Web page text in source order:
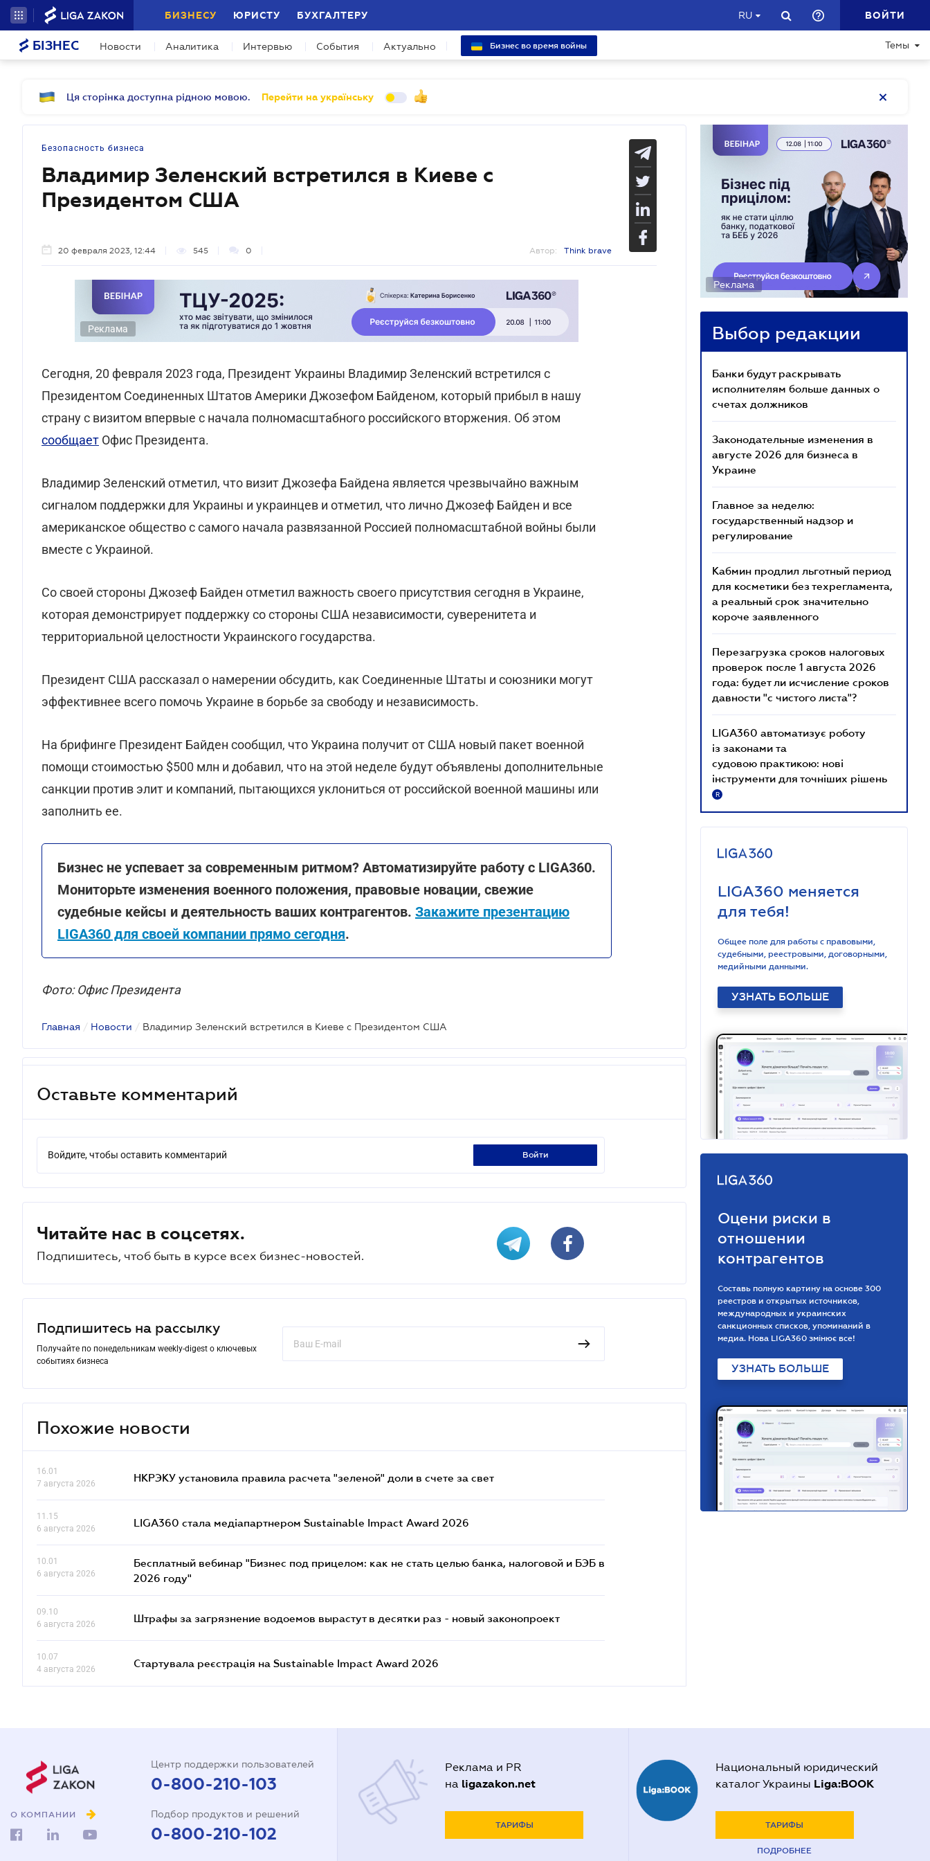
БИЗНЕСУ ЮРИСТУ БУХГАЛТЕРУ RU ВОЙТИ
БІЗНЕС Новости Аналитика Интервью События Актуально Бизнес во время войны Темы
Ця сторінка доступна рідною мовою. Перейти на українську
Безопасность бизнеса
Владимир Зеленский встретился в Киеве с
Президентом США
20 февраля 2023, 12:44 545 0 Автор: Think brave
Реклама
Сегодня, 20 февраля 2023 года, Президент Украины Владимир Зеленский встретился с
Президентом Соединенных Штатов Америки Джозефом Байденом, который прибыл в нашу
страну с визитом впервые с начала полномасштабного российского вторжения. Об этом
сообщает Офис Президента.
Владимир Зеленский отметил, что визит Джозефа Байдена является чрезвычайно важным
сигналом поддержки для Украины и украинцев и отметил, что лично Джозеф Байден и все
американское общество с самого начала развязанной Россией полномасштабной войны были
вместе с Украиной.
Со своей стороны Джозеф Байден отметил важность своего присутствия сегодня в Украине,
которая демонстрирует поддержку со стороны США независимости, суверенитета и
территориальной целостности Украинского государства.
Президент США рассказал о намерении обсудить, как Соединенные Штаты и союзники могут
эффективнее всего помочь Украине в борьбе за свободу и независимость.
На брифинге Президент Байден сообщил, что Украина получит от США новый пакет военной
помощи стоимостью $500 млн и добавил, что на этой неделе будут объявлены дополнительные
санкции против элит и компаний, пытающихся уклониться от российской военной машины или
заполнить ее.
Бизнес не успевает за современным ритмом? Автоматизируйте работу с LIGA360.
Мониторьте изменения военного положения, правовые новации, свежие
судебные кейсы и деятельность ваших контрагентов. Закажите презентацию
LIGA360 для своей компании прямо сегодня.
Фото: Офис Президента
Главная / Новости / Владимир Зеленский встретился в Киеве с Президентом США
Оставьте комментарий
Войдите, чтобы оставить комментарий войти
Читайте нас в соцсетях.
Подпишитесь, чтоб быть в курсе всех бизнес-новостей.
Подпишитесь на рассылку
Получайте по понедельникам weekly-digest о ключевых
событиях бизнеса
Похожие новости
16.01
7 августа 2026
НКРЭКУ установила правила расчета "зеленой" доли в счете за свет
11.15
6 августа 2026
LIGA360 стала медіапартнером Sustainable Impact Award 2026
10.01
6 августа 2026
Бесплатный вебинар "Бизнес под прицелом: как не стать целью банка, налоговой и БЭБ в
2026 году"
09.10
6 августа 2026
Штрафы за загрязнение водоемов вырастут в десятки раз - новый законопроект
10.07
4 августа 2026
Стартувала реєстрація на Sustainable Impact Award 2026
Реклама
Выбор редакции
Банки будут раскрывать
исполнителям больше данных о
счетах должников
Законодательные изменения в
августе 2026 для бизнеса в
Украине
Главное за неделю:
государственный надзор и
регулирование
Кабмин продлил льготный период
для косметики без техрегламента,
а реальный срок значительно
короче заявленного
Перезагрузка сроков налоговых
проверок после 1 августа 2026
года: будет ли исчисление сроков
давности "с чистого листа"?
LIGA360 автоматизує роботу
із законами та
судовою практикою: нові
інструменти для точніших рішень
R
LIGA360 меняется
для тебя!
Общее поле для работы с правовыми,
судебными, реестровыми, договорными,
медийными данными.
УЗНАТЬ БОЛЬШЕ
Оцени риски в
отношении
контрагентов
Составь полную картину на основе 300
реестров и открытых источников,
международных и украинских
санкционных списков, упоминаний в
медиа. Нова LIGA360 змінює все!
УЗНАТЬ БОЛЬШЕ
О КОМПАНИИ
Центр поддержки пользователей
0-800-210-103
Подбор продуктов и решений
0-800-210-102
Реклама и PR
на ligazakon.net
ТАРИФЫ
Национальный юридический
каталог Украины Liga:BOOK
ТАРИФЫ
ПОДРОБНЕЕ